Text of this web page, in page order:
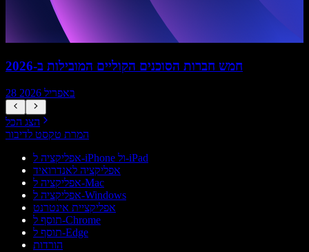
חמש חברות הסוכנים הקוליים המובילות ב-2026
28 באפריל 2026
הצג הכל
המרת טקסט לדיבור
אפליקציה ל-iPhone ול-iPad
אפליקציה לאנדרואיד
אפליקציה ל-Mac
אפליקציה ל-Windows
אפליקציית אינטרנט
תוסף ל-Chrome
תוסף ל-Edge
הורדות